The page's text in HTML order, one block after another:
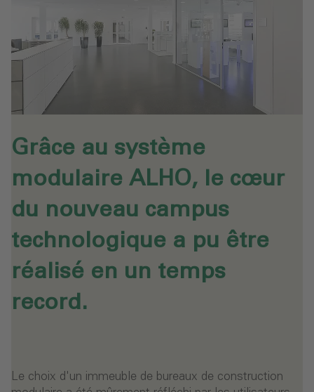
Grâce au système
modulaire ALHO, le cœur
du nouveau campus
technologique a pu être
réalisé en un temps
record.
Le choix d'un immeuble de bureaux de construction